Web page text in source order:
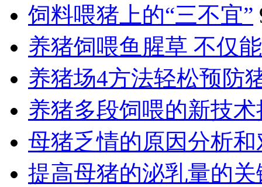
饲料喂猪上的“三不宜”
养猪饲喂鱼腥草 不仅
养猪场4方法轻松预防
养猪多段饲喂的新技术
母猪乏情的原因分析和
提高母猪的泌乳量的